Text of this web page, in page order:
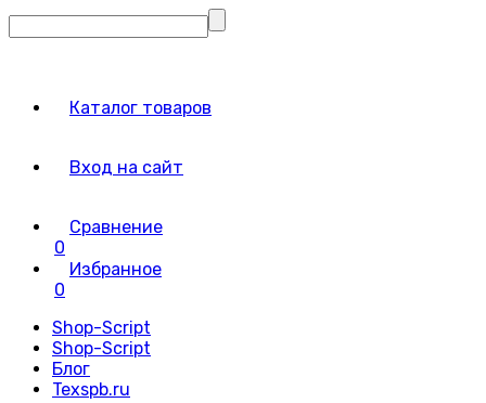
Каталог товаров
Вход на сайт
Сравнение
0
Избранное
0
Shop-Script
Shop-Script
Блог
Texspb.ru